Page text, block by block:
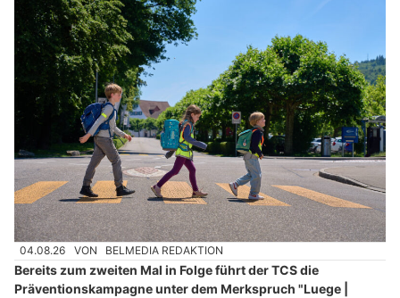
04.08.26 VON BELMEDIA REDAKTION
Bereits zum zweiten Mal in Folge führt der TCS die
Präventionskampagne unter dem Merkspruch "Luege |